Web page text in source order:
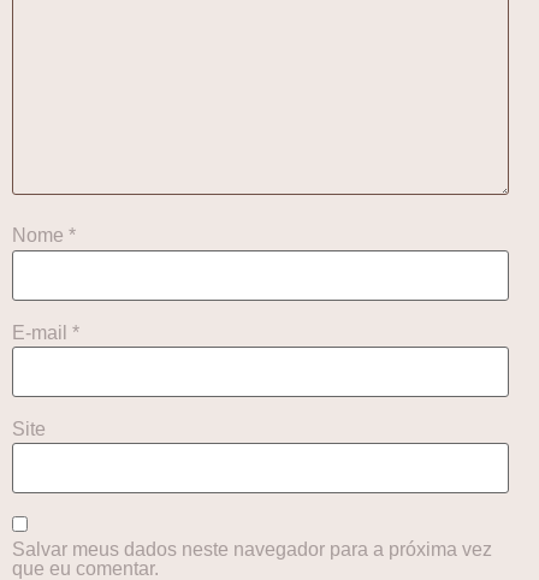
Nome *
E-mail *
Site
Salvar meus dados neste navegador para a próxima vez
que eu comentar.